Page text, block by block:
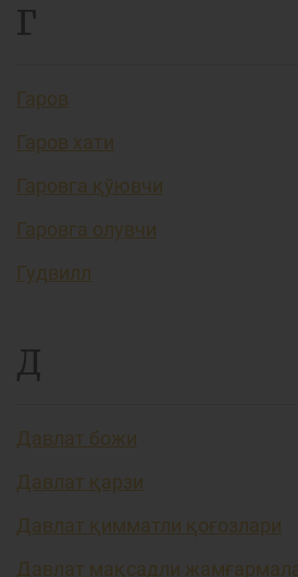
Г
Гаров
Гаров хати
Гаровга қўювчи
Гаровга олувчи
Гудвилл
Д
Давлат божи
Давлат қарзи
Давлат қимматли қоғозлари
Давлат мақсадли